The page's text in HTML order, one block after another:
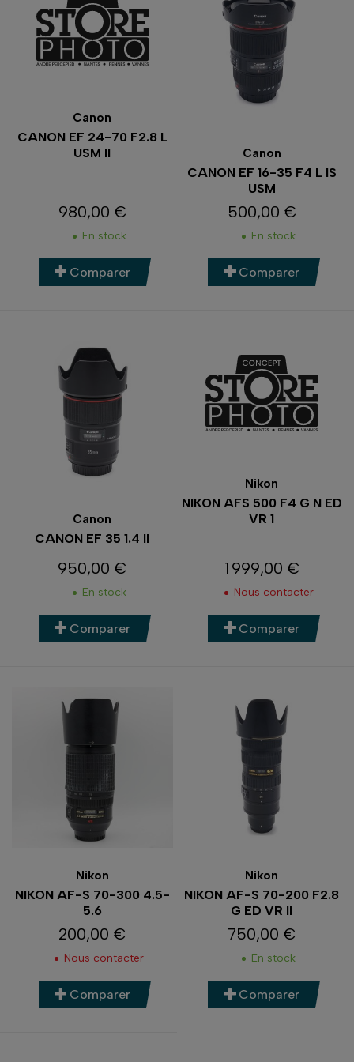
Canon
CANON EF 24-70 F2.8 L
USM II
Prix
980,00 €
En stock
Comparer
Canon
CANON EF 16-35 F4 L IS
USM
Prix
500,00 €
En stock
Comparer
Canon
CANON EF 35 1.4 II
Prix
950,00 €
En stock
Comparer
Nikon
NIKON AFS 500 F4 G N ED
VR 1
Prix
1 999,00 €
Nous contacter
Comparer
Nikon
NIKON AF-S 70-300 4.5-
5.6
Prix
200,00 €
Nous contacter
Comparer
Nikon
NIKON AF-S 70-200 F2.8
G ED VR II
Prix
750,00 €
En stock
Comparer